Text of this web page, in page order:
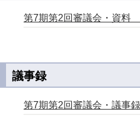
第7期第2回審議会・資料
議事録
第7期第2回審議会・議事